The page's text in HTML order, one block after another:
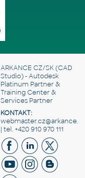
ARKANCE CZ/SK(CAD
Studio) - Autodesk
Platinum Partner &
Training Center &
Services Partner
KONTAKT:
| tel. +420 910 970 111